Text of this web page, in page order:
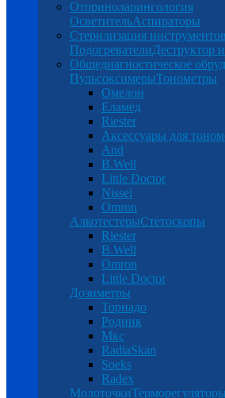
Оториноларингология
ОсветительАспираторы
Стерилизация инструментов
ПодогревателиДеструктор
Общедиагностическое
ПульсоксимерыТонометры
Омелон
Еламед
Riester
Аксессуары для
And
B.Well
Little Doctor
Nissei
Omron
АлкотестерыСтетоскопы
Riester
B.Well
Omron
Little Doctor
Дозиметры
Торнадо
Родник
Мкс
RadiaSkan
Soeks
Radex
МолоточкиТерморегуляторы